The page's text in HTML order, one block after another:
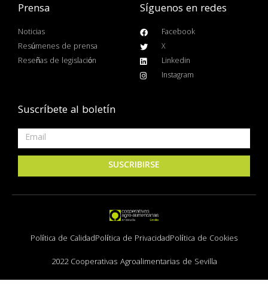
Prensa
Noticias
Resúmenes de prensa
Reseñas de legislación
Síguenos en redes
Facebook
X
Linkedin
Instagram
Suscríbete al boletín
SUSCRIBIRSE
Política de CalidadPolítica de PrivacidadPolítica de Cookies
2022 Cooperativas Agroalimentarias de Sevilla